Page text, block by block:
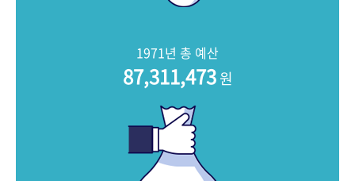
1971년 총 예산
87,311,473원